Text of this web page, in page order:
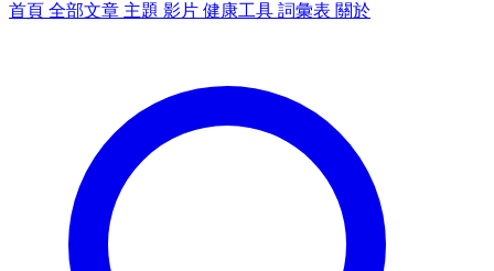
首頁 全部文章 主題 影片 健康工具 詞彙表 關於